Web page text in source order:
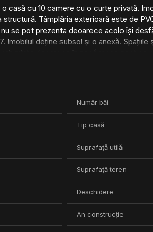
casă cu 10 camere cu o curte privată.
Tâmplăria exterioară este de
se pot prezenta deoarece acolo își
Imobilul deține subsol și o anexă.
este unul foarte atractiv. Vă rog
Număr băi
Tip casă
Suprafață utilă
Suprafață teren
Deschidere
An construcție